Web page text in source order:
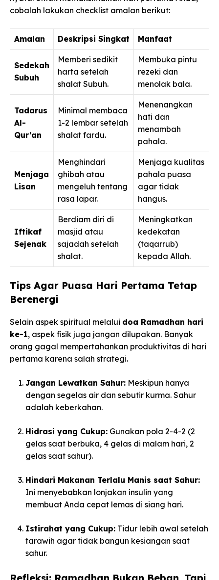
cobalah lakukan checklist amalan berikut:
Amalan Deskripsi Singkat Manfaat
Sedekah
Subuh
Memberi sedikit
harta setelah
shalat Subuh.
Membuka pintu
rezeki dan
menolak bala.
Tadarus
Al-
Qur’an
Minimal membaca
1-2 lembar setelah
shalat fardu.
Menenangkan
hati dan
menambah
pahala.
Menjaga
Lisan
Menghindari
ghibah atau
mengeluh tentang
rasa lapar.
Menjaga kualitas
pahala puasa
agar tidak
hangus.
Iftikaf
Sejenak
Berdiam diri di
masjid atau
sajadah setelah
shalat.
Meningkatkan
kedekatan
(taqarrub)
kepada Allah.
Tips Agar Puasa Hari Pertama Tetap
Berenergi
Selain aspek spiritual melalui doa Ramadhan hari
ke-1, aspek fisik juga jangan dilupakan. Banyak
orang gagal mempertahankan produktivitas di hari
pertama karena salah strategi.
Jangan Lewatkan Sahur: Meskipun hanya
dengan segelas air dan sebutir kurma. Sahur
adalah keberkahan.
Hidrasi yang Cukup: Gunakan pola 2-4-2 (2
gelas saat berbuka, 4 gelas di malam hari, 2
gelas saat sahur).
Hindari Makanan Terlalu Manis saat Sahur:
Ini menyebabkan lonjakan insulin yang
membuat Anda cepat lemas di siang hari.
Istirahat yang Cukup: Tidur lebih awal setelah
tarawih agar tidak bangun kesiangan saat
sahur.